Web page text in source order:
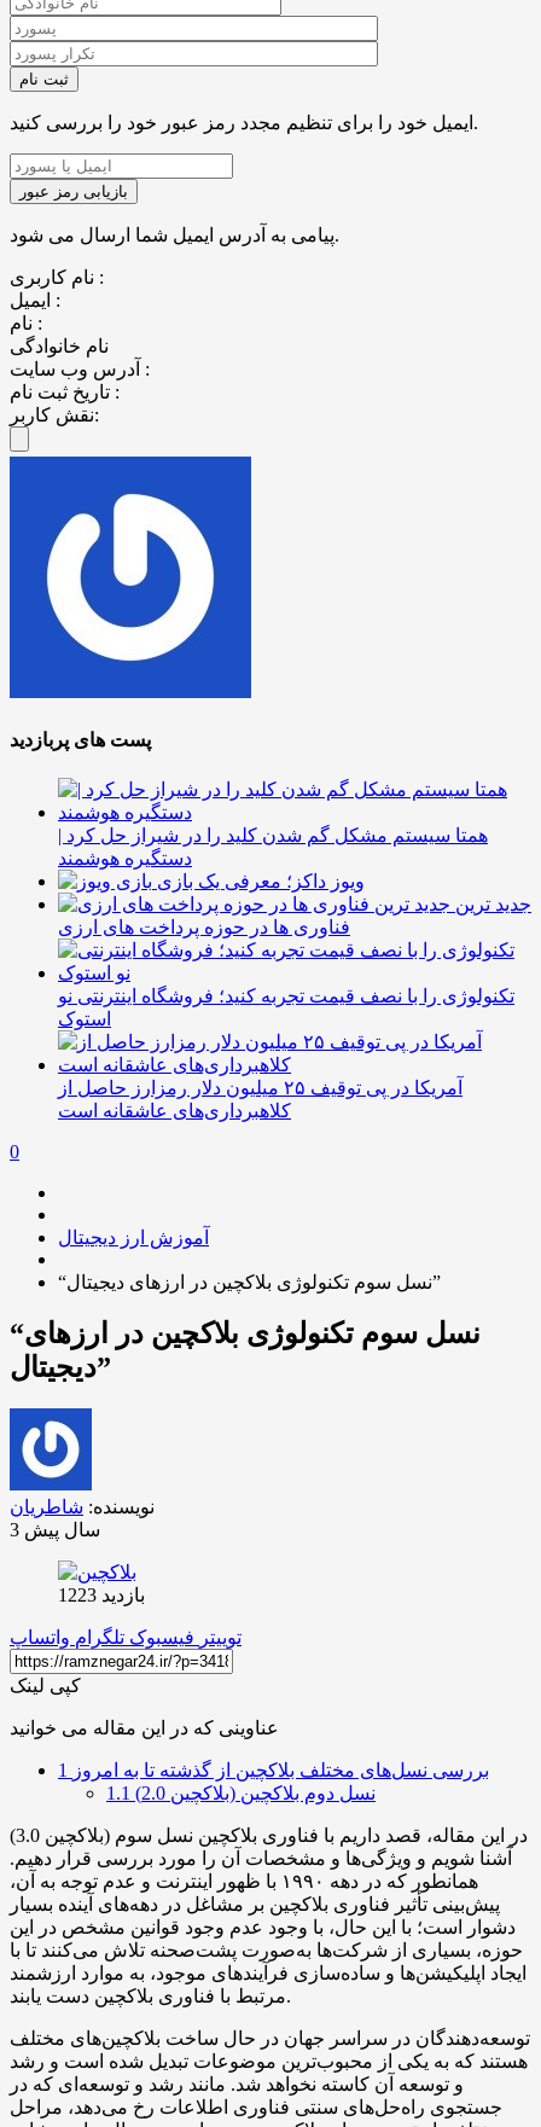
ایمیل خود را برای تنظیم مجدد رمز عبور خود را بررسی کنید.
پیامی به آدرس ایمیل شما ارسال می شود.
نام کاربری :
ایمیل :
نام :
نام خانوادگی
آدرس وب سایت :
تاریخ ثبت نام :
نقش کاربر:
پست های پربازدید
همتا سیستم مشکل گم شدن کلید را در شیراز حل کرد |
دستگیره هوشمند
ویوز داکز؛ معرفی یک بازی
جدید ترین
فناوری ها در حوزه پرداخت های ارزی
تکنولوژی را با نصف قیمت تجربه کنید؛ فروشگاه اینترنتی نو
استوک
آمریکا در پی توقیف ۲۵ میلیون دلار رمزارز حاصل از
کلاهبرداری‌های عاشقانه است
0
آموزش ارز دیجیتال
“نسل سوم تکنولوژی بلاکچین در ارزهای دیجیتال”
“نسل سوم تکنولوژی بلاکچین در ارزهای
دیجیتال”
نویسنده: شاطریان
3 سال پیش
بازدید 1223
توییتر فیسبوک تلگرام واتساپ
کپی لینک
عناوینی که در این مقاله می خوانید
1
بررسی نسل‌های مختلف بلاکچین از گذشته تا به امروز
1.1
نسل دوم بلاکچین (بلاکچین 2.0)
در این مقاله، قصد داریم با فناوری بلاکچین نسل سوم (بلاکچین 3.0)
آشنا شویم و ویژگی‌ها و مشخصات آن را مورد بررسی قرار دهیم.
همانطور که در دهه ۱۹۹۰ با ظهور اینترنت و عدم توجه به آن،
پیش‌بینی تأثیر فناوری بلاکچین بر مشاغل در دهه‌های آینده بسیار
دشوار است؛ با این حال، با وجود عدم وجود قوانین مشخص در این
حوزه، بسیاری از شرکت‌ها به‌صورت پشت‌صحنه تلاش می‌کنند تا با
ایجاد اپلیکیشن‌ها و ساده‌سازی فرآیندهای موجود، به موارد ارزشمند
مرتبط با فناوری بلاکچین دست یابند.
توسعه‌دهندگان در سراسر جهان در حال ساخت بلاکچین‌های مختلف
هستند که به یکی از محبوب‌ترین موضوعات تبدیل شده است و رشد
و توسعه آن کاسته نخواهد شد. مانند رشد و توسعه‌ای که در
جستجوی راه‌حل‌های سنتی فناوری اطلاعات رخ می‌دهد، مراحل